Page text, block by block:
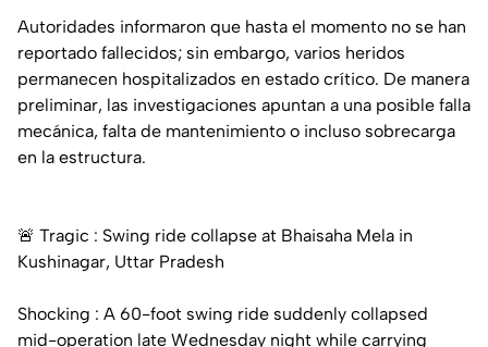
Autoridades informaron que hasta el momento no se han
reportado fallecidos; sin embargo, varios heridos
permanecen hospitalizados en estado crítico. De manera
preliminar, las investigaciones apuntan a una posible falla
mecánica, falta de mantenimiento o incluso sobrecarga
en la estructura.
🚨 Tragic : Swing ride collapse at Bhaisaha Mela in
Kushinagar, Uttar Pradesh
Shocking : A 60-foot swing ride suddenly collapsed
mid-operation late Wednesday night while carrying